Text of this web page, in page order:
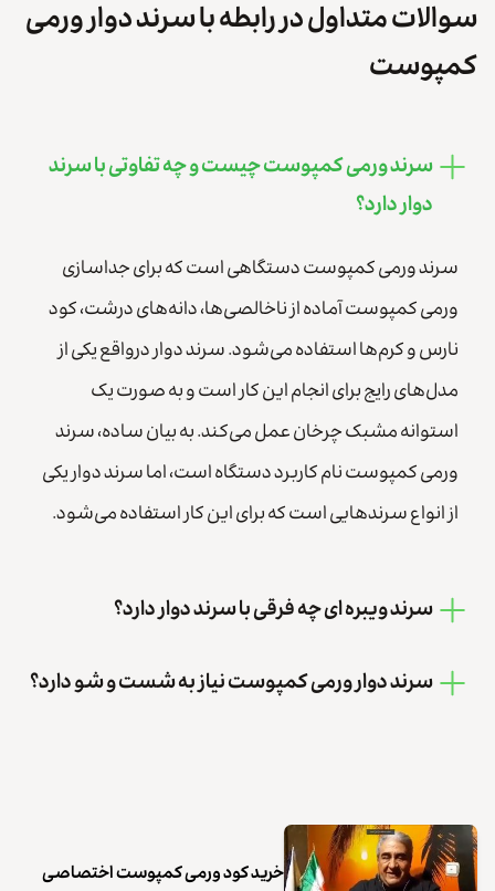
سوالات متداول در رابطه با سرند دوار ورمی
کمپوست
سرند ورمی کمپوست چیست و چه تفاوتی با سرند
دوار دارد؟
سرند ورمی کمپوست دستگاهی است که برای جداسازی
ورمی کمپوست آماده از ناخالصی‌ها، دانه‌های درشت، کود
نارس و کرم‌ها استفاده می‌شود. سرند دوار درواقع یکی از
مدل‌های رایج برای انجام این کار است و به صورت یک
استوانه مشبک چرخان عمل می‌کند. به بیان ساده، سرند
ورمی کمپوست نام کاربرد دستگاه است، اما سرند دوار یکی
از انواع سرندهایی است که برای این کار استفاده می‌شود.
سرند ویبره ای چه فرقی با سرند دوار دارد؟
سرند دوار ورمی کمپوست نیاز به شست و شو دارد؟
خرید کود ورمی کمپوست اختصاصی